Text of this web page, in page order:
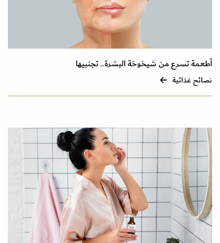
أطعمة تسرع من شيخوخة البشرة.. تجنبيها
نصائح غذائية